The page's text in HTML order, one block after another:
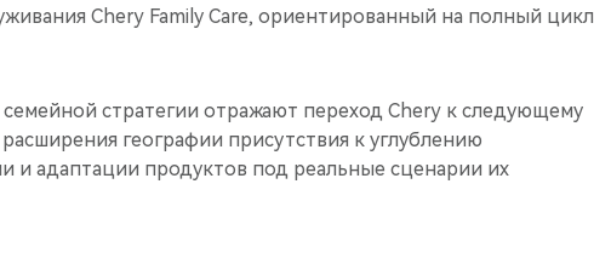
Chery Family Care, ориентированный на полный цикл
стратегии отражают переход Chery к следующему
географии присутствия к углублению
и адаптации продуктов под реальные сценарии их